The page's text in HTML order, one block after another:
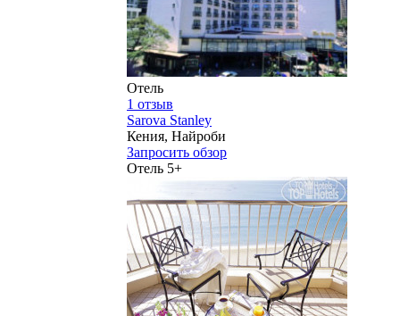
Отель
1 отзыв
Sarova Stanley
Кения, Найроби
Запросить обзор
Отель 5+